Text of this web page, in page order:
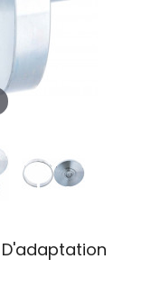
D'adaptation